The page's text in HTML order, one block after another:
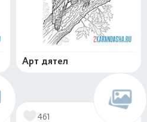
Арт дятел
461